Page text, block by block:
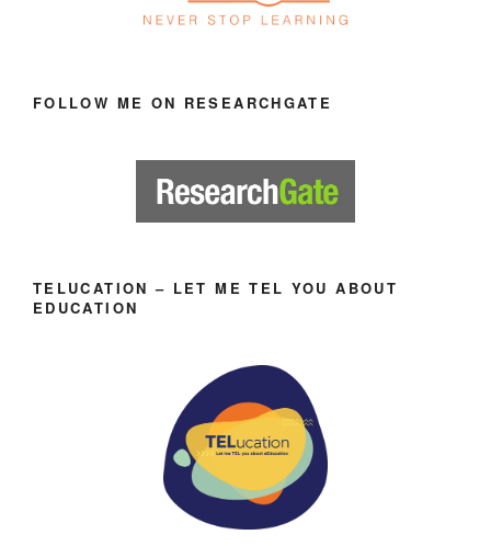
FOLLOW ME ON RESEARCHGATE
TELUCATION – LET ME TEL YOU ABOUT
EDUCATION